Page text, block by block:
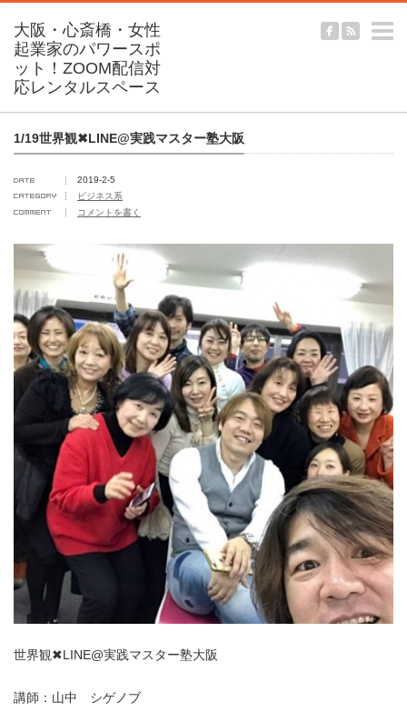
1/19世界観✖︎LINE@実践マスター塾大阪
2019-2-5
ビジネス系
コメントを書く
世界観✖︎LINE@実践マスター塾大阪
講師：山中 シゲノブ